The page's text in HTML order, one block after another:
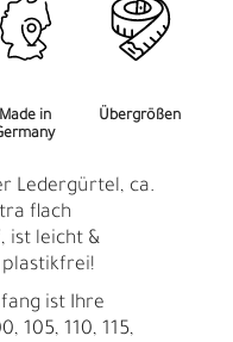
Made in
Übergrößen
Ledergürtel, ca.
flach
ist leicht &
ist Ihre
105, 110, 115,